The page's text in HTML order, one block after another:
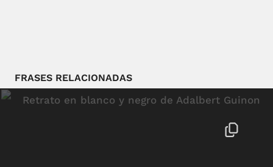
FRASES RELACIONADAS